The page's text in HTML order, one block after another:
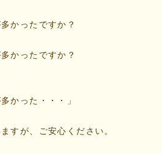
かったですか？
かったですか？
かった・・・」
すが、ご安心ください。